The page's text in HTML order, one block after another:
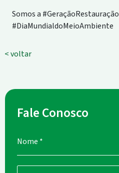
Somos a #GeraçãoRestauração
#DiaMundialdoMeioAmbiente
< voltar
Fale Conosco
Nome *